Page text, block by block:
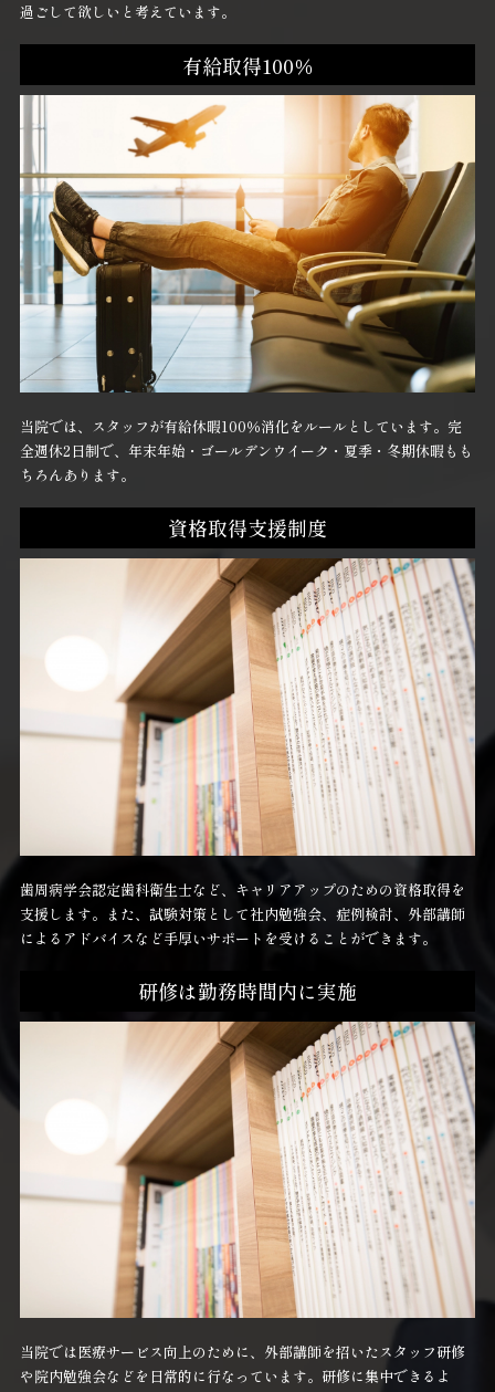
過ごして欲しいと考えています。
有給取得100％
当院では、スタッフが有給休暇100％消化をルールとしています。完
全週休2日制で、年末年始・ゴールデンウイーク・夏季・冬期休暇もも
ちろんあります。
資格取得支援制度
歯周病学会認定歯科衛生士など、キャリアアップのための資格取得を
支援します。また、試験対策として社内勉強会、症例検討、外部講師
によるアドバイスなど手厚いサポートを受けることができます。
研修は勤務時間内に実施
当院では医療サービス向上のために、外部講師を招いたスタッフ研修
や院内勉強会などを日常的に行なっています。研修に集中できるよ